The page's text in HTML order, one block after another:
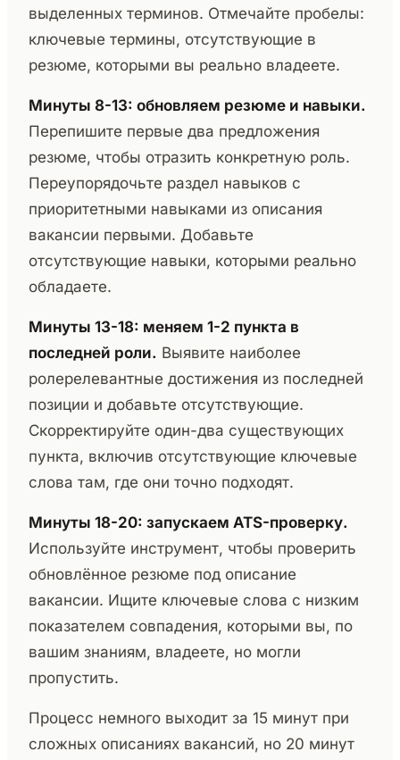
выделенных терминов. Отмечайте пробелы:
ключевые термины, отсутствующие в
резюме, которыми вы реально владеете.
Минуты 8-13: обновляем резюме и навыки.
Перепишите первые два предложения
резюме, чтобы отразить конкретную роль.
Переупорядочьте раздел навыков с
приоритетными навыками из описания
вакансии первыми. Добавьте
отсутствующие навыки, которыми реально
обладаете.
Минуты 13-18: меняем 1-2 пункта в
последней роли. Выявите наиболее
ролерелевантные достижения из последней
позиции и добавьте отсутствующие.
Скорректируйте один-два существующих
пункта, включив отсутствующие ключевые
слова там, где они точно подходят.
Минуты 18-20: запускаем ATS-проверку.
Используйте инструмент, чтобы проверить
обновлённое резюме под описание
вакансии. Ищите ключевые слова с низким
показателем совпадения, которыми вы, по
вашим знаниям, владеете, но могли
пропустить.
Процесс немного выходит за 15 минут при
сложных описаниях вакансий, но 20 минут